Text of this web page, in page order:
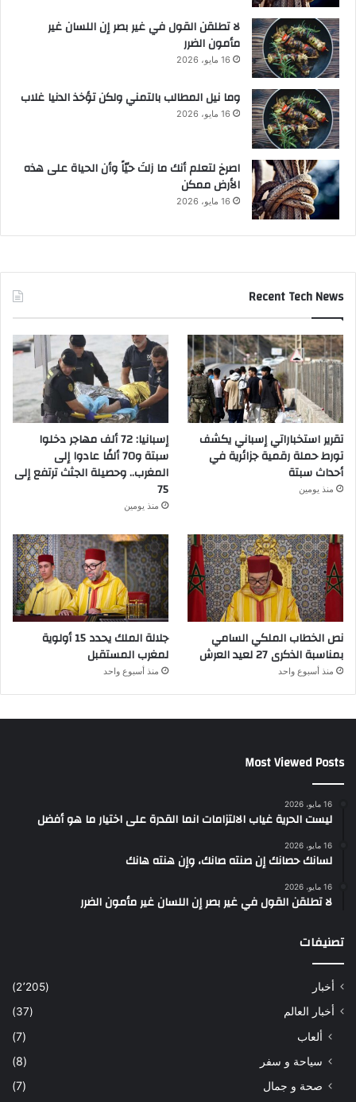
لا تطلقن القول في غير بصر إن اللسان غير
مأمون الضرر
16 مايو، 2026
وما نيل المطالب بالتمني ولكن تؤخذ الدنيا غلاب
16 مايو، 2026
‫اصرخ لتعلم أنك ما زلتَ حيّاً وأن الحياة على هذه
الأرض ممكن
16 مايو، 2026
Recent Tech News
تقرير استخباراتي إسباني يكشف
تورط حملة رقمية جزائرية في
أحداث سبتة
منذ يومين
إسبانيا: 72 ألف مهاجر دخلوا
سبتة و70 ألفًا عادوا إلى
المغرب.. وحصيلة الجثث ترتفع إلى
75
منذ يومين
نص الخطاب الملكي السامي
بمناسبة الذكرى 27 لعيد العرش
منذ أسبوع واحد
جلالة الملك يحدد 15 أولوية
لمغرب المستقبل
منذ أسبوع واحد
Most Viewed Posts
16 مايو، 2026
ليست الحرية غياب الالتزامات انما القدرة على اختيار ما هو أفضل
16 مايو، 2026
لسانك حصانك إن صنته صانك، وإن هنته هانك
16 مايو، 2026
لا تطلقن القول في غير بصر إن اللسان غير مأمون الضرر
تصنيفات
أخبار
(2٬205)
أخبار العالم
(37)
ألعاب
(7)
سياحة و سفر
(8)
صحة و جمال
(7)